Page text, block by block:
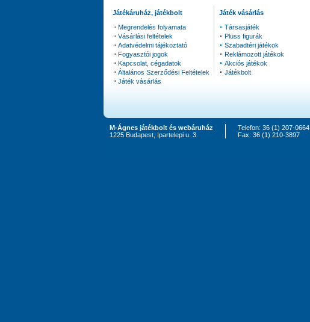
Játékáruház, játékbolt
Megrendelés folyamata
Vásárlási feltételek
Adatvédelmi tájékoztató
Fogyasztói jogok
Kapcsolat, cégadatok
Általános Szerződési Feltételek
Játék vásárlás
Játék vásárlás
Társasjáték
Plüss figurák
Szabadtéri játékok
Reklámozott játékok
Akciós játékok
Játékbolt
M-Ágnes játékbolt és webáruház
1225 Budapest, Ipartelepi u. 3.
Telefon: 36 (1) 207-0664
Fax: 36 (1) 210-3897